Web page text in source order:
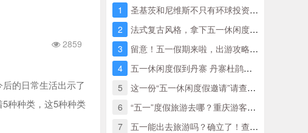
2859
的日常生活出示了
种种类，这5种种类
1
圣基茨和尼维斯不只有环球投资移民，还有好莱坞电影
2
法式复古风格，拿下五一休闲度假穿衣搭配这一件琐事
3
留意！五一假期来啦，出游攻略大全已给你分配好啦！
4
五一休闲度假到丹寨 丹寨杜鹃花正艳时
5
这一份“五一休闲度假邀请”请查收～
6
“五一”度假旅游去哪？重庆游客偏爱海边度假，五一火车车票明起开抢
7
五一能出去旅游吗？确立了！查看更多权威性回应！